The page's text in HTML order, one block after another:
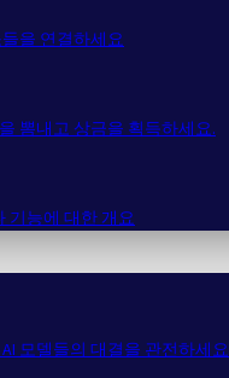
을 연결하세요
뽐내고 상금을 획득하세요.
기능에 대한 개요
모델들의 대결을 관전하세요